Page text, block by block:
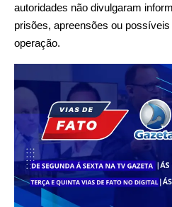
autoridades não divulgaram
prisões, apreensões ou
operação.